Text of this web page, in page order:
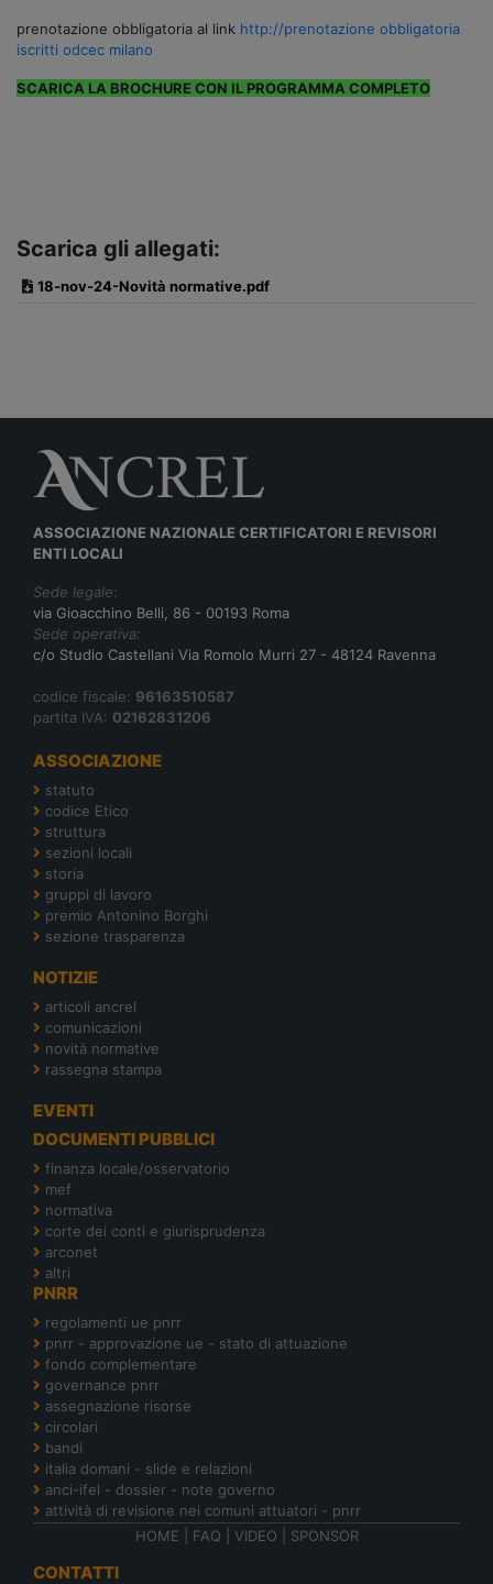
prenotazione obbligatoria al link http://prenotazione obbligatoria
iscritti odcec milano
SCARICA LA BROCHURE CON IL PROGRAMMA COMPLETO
Scarica gli allegati:
18-nov-24-Novità normative.pdf
ASSOCIAZIONE NAZIONALE CERTIFICATORI E REVISORI
ENTI LOCALI
Sede legale:
via Gioacchino Belli, 86 - 00193 Roma
Sede operativa:
c/o Studio Castellani Via Romolo Murri 27 - 48124 Ravenna
codice fiscale: 96163510587
partita IVA: 02162831206
ASSOCIAZIONE
statuto
codice Etico
struttura
sezioni locali
storia
gruppi di lavoro
premio Antonino Borghi
sezione trasparenza
NOTIZIE
articoli ancrel
comunicazioni
novità normative
rassegna stampa
EVENTI
DOCUMENTI PUBBLICI
finanza locale/osservatorio
mef
normativa
corte dei conti e giurisprudenza
arconet
altri
PNRR
regolamenti ue pnrr
pnrr - approvazione ue - stato di attuazione
fondo complementare
governance pnrr
assegnazione risorse
circolari
bandi
italia domani - slide e relazioni
anci-ifel - dossier - note governo
attività di revisione nei comuni attuatori - pnrr
HOME
FAQ VIDEO SPONSOR
CONTATTI